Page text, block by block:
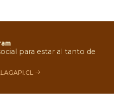
para estar al tanto de